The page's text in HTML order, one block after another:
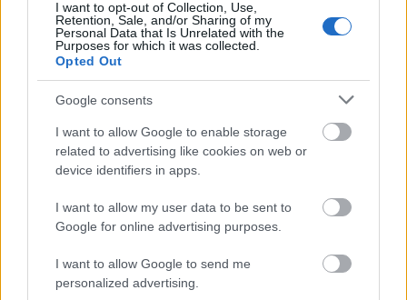
I want to opt-out of Collection, Use,
Retention, Sale, and/or Sharing of my
Personal Data that Is Unrelated with the
Purposes for which it was collected.
Opted Out
Google consents
I want to allow Google to enable storage
related to advertising like cookies on web or
device identifiers in apps.
I want to allow my user data to be sent to
Google for online advertising purposes.
I want to allow Google to send me
personalized advertising.
και την ψυχική υγεία.
ΔΙΑΒΑΖΟΝΤΑΙ ΤΩΡΑ
Kαθαρίζεις τα παπούτσια σου με υγρά
asap